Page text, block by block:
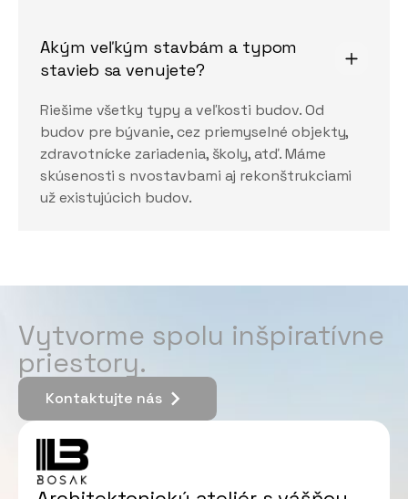
Akým veľkým stavbám a typom
stavieb sa venujete?
Riešime všetky typy a veľkosti budov. Od
budov pre bývanie, cez priemyselné objekty,
zdravotnícke zariadenia, školy, atď. Máme
skúsenosti s nvostavbami aj rekonštrukciami
už existujúcich budov.
Vytvorme spolu inšpiratívne
priestory.
Kontaktujte nás
Kontaktujte nás